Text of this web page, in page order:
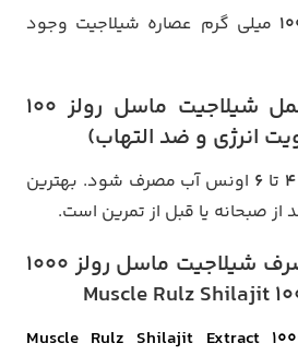
میلی گرم عصاره شیلاجیت وجود
نحوه مصرف مکمل شیلاجیت ماسل رولز 100
انرژی و ضد التهاب)
4 تا 6 اونس آب مصرف شود. بهترین
صبحانه یا قبل از تمرین است.
نکات مهم در مصرف شیلاجیت ماسل رولز 1000
Muscle Rulz Shilajit Extract